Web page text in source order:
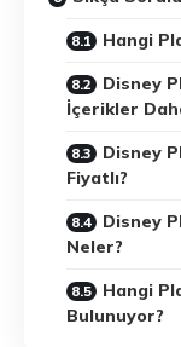
Hangi
Disney
İçerikler
Disney
Fiyatlı?
Disney
Neler?
Hangi
Bulunuyor?